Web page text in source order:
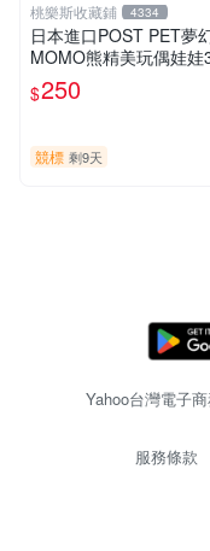
桃樂斯收藏鋪 4334
日本進口POST PET夢
MOMO熊精美玩偶娃娃
$250
競標 剩9天
Yahoo台灣電子
服務條款